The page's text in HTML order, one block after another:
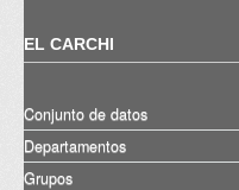
EL CARCHI
Conjunto de datos
Departamentos
Grupos